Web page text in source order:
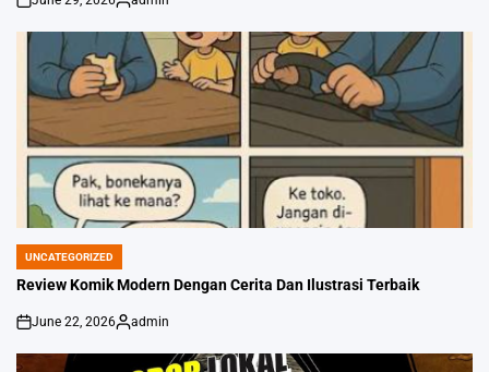
on
Posted
POSTED
IN
UNCATEGORIZED
Review Komik Modern Dengan Cerita Dan Ilustrasi Terbaik
on
June 22, 2026
Posted
admin